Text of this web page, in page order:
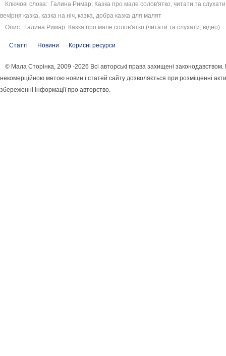
Ключові слова: Галина Римар, Казка про мале солов'ятко, читати та слухати,
вечірня казка, казка на ніч, казка, добра казка для малят
Опис: Галина Римар. Казка про мале солов'ятко (читати та слухати, відео)
Статті Новини Корисні ресурси
© Мала Сторінка, 2009 -2026 Всі авторські права захищені
некомерційною метою новин і статей сайту дозволяється при розміщенні
збереженні інформації про авторство.